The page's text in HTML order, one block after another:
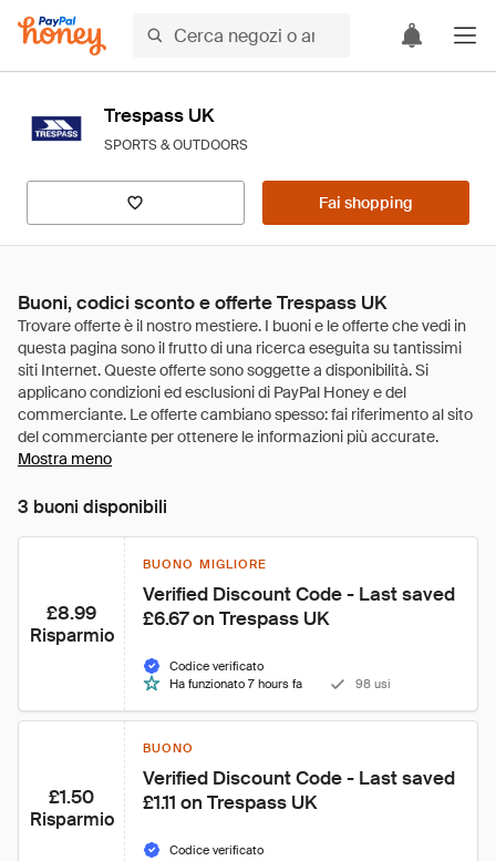
Trespass UK
SPORTS & OUTDOORS
Fai shopping
Buoni, codici sconto e offerte Trespass UK
Mostra meno
3 buoni disponibili
£8.99
Risparmio
BUONO MIGLIORE
Verified Discount Code - Last saved
£6.67 on Trespass UK
Codice verificato
Ha funzionato 7 hours fa
98 usi
£1.50
Risparmio
BUONO
Verified Discount Code - Last saved
£1.11 on Trespass UK
Codice verificato